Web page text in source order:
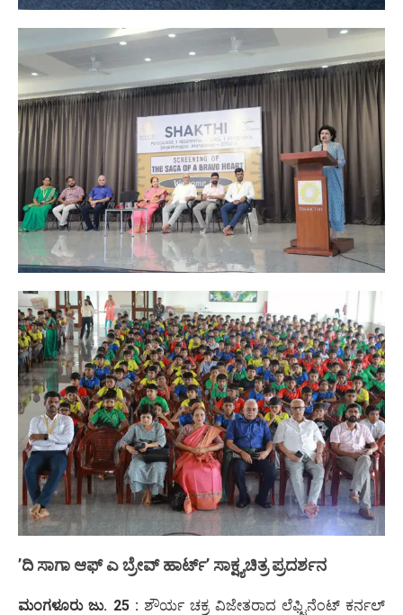
’ದಿ ಸಾಗಾ ಆಫ್ ಎ ಬ್ರೇವ್ ಹಾರ್ಟ್’ ಸಾಕ್ಷ್ಯಚಿತ್ರ ಪ್ರದರ್ಶನ
ಮಂಗಳೂರು ಜು. 25 :ಶೌರ್ಯ ಚಕ್ರ ವಿಜೇತರಾದ ಲೆಫ್ಟಿನೆಂಟ್ ಕರ್ನಲ್